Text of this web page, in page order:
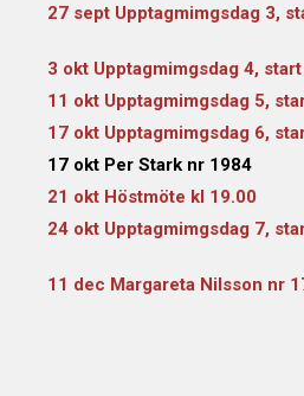
27 sept Upptagmimgsdag 3,
3 okt Upptagmimgsdag 4,
11 okt Upptagmimgsdag 5,
17 okt Upptagmimgsdag 6,
17 okt Per Stark nr 1984
21 okt Höstmöte kl 19.00
24 okt Upptagmimgsdag 7,
11 dec Margareta Nilsson nr